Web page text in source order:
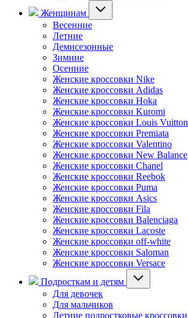
Женщинам
Весенние
Летние
Демисезонные
Зимние
Осенние
Женские кроссовки Nike
Женские кроссовки Adidas
Женские кроссовки Hoka
Женские кроссовки Kuromi
Женские кроссовки Louis Vuitton
Женские кроссовки Premiata
Женские кроссовки Valentino
Женские кроссовки New Balance
Женские кроссовки Chanel
Женские кроссовки Reebok
Женские кроссовки Puma
Женские кроссовки Asics
Женские кроссовки Fila
Женские кроссовки Balenciaga
Женские кроссовки Lacoste
Женские кроссовки off-white
Женские кроссовки Saloman
Женские кроссовки Versace
Подросткам и детям
Для девочек
Для мальчиков
Летние подростковые кроссовки